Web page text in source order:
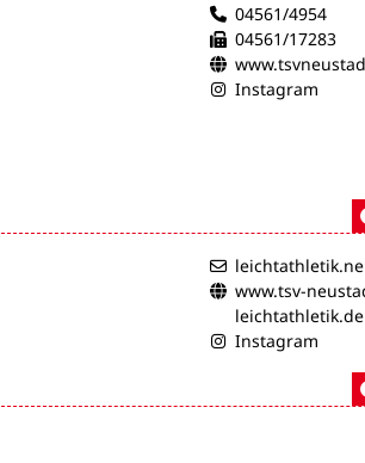
04561/4954
04561/17283
Instagram
www.tsv-
leichtathletik.de
Instagram